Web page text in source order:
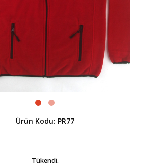
Ürün Kodu: PR77
Tükendi.